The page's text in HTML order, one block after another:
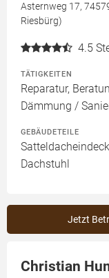
Asternweg 17,
Riesbürg)
4.5
TÄTIGKEITEN
Reparatur,
Dämmung /
GEBÄUDETEILE
Dachstuhl
Jetzt
Christian